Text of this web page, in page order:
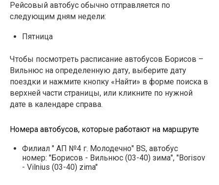
Рейсовый автобус обычно отправляется по
следующим дням недели:
Пятница
Чтобы посмотреть расписание автобусов Борисов –
Вильнюс на определенную дату, выберите дату
поездки и нажмите кнопку «Найти» в форме поиска в
верхней части страницы, или кликните по нужной
дате в календаре справа.
Номера автобусов, которые работают на маршруте
Филиал " АП №4 г. Молодечно" BS, автобус
номер: "Борисов - Вильнюс (03-40) зима", "Borisov
- Vilnius (03-40) zima"